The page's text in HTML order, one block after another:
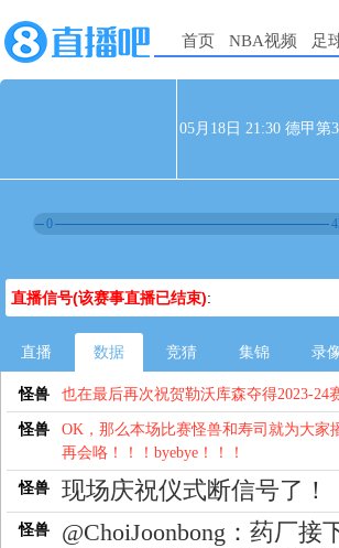
首页 NBA视频 足
05月18日 21:30 德甲第
0
直播信号(该赛事直播已结束):
直播 数据 竞猜 集锦 录
怪兽 也在最后再次祝贺勒沃库森夺得2023-24
怪兽
OK，那么本场比赛怪兽和寿司就为大家
再会咯！！！byebye！！！
怪兽 现场庆祝仪式断信号了！
怪兽
@ChoiJoonbong：药厂接